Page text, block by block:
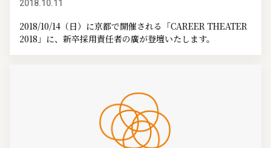
2018.10.11
2018/10/14（日）に京都で開催される「CAREER THEATER
2018」に、新卒採用責任者の廣が登壇いたします。